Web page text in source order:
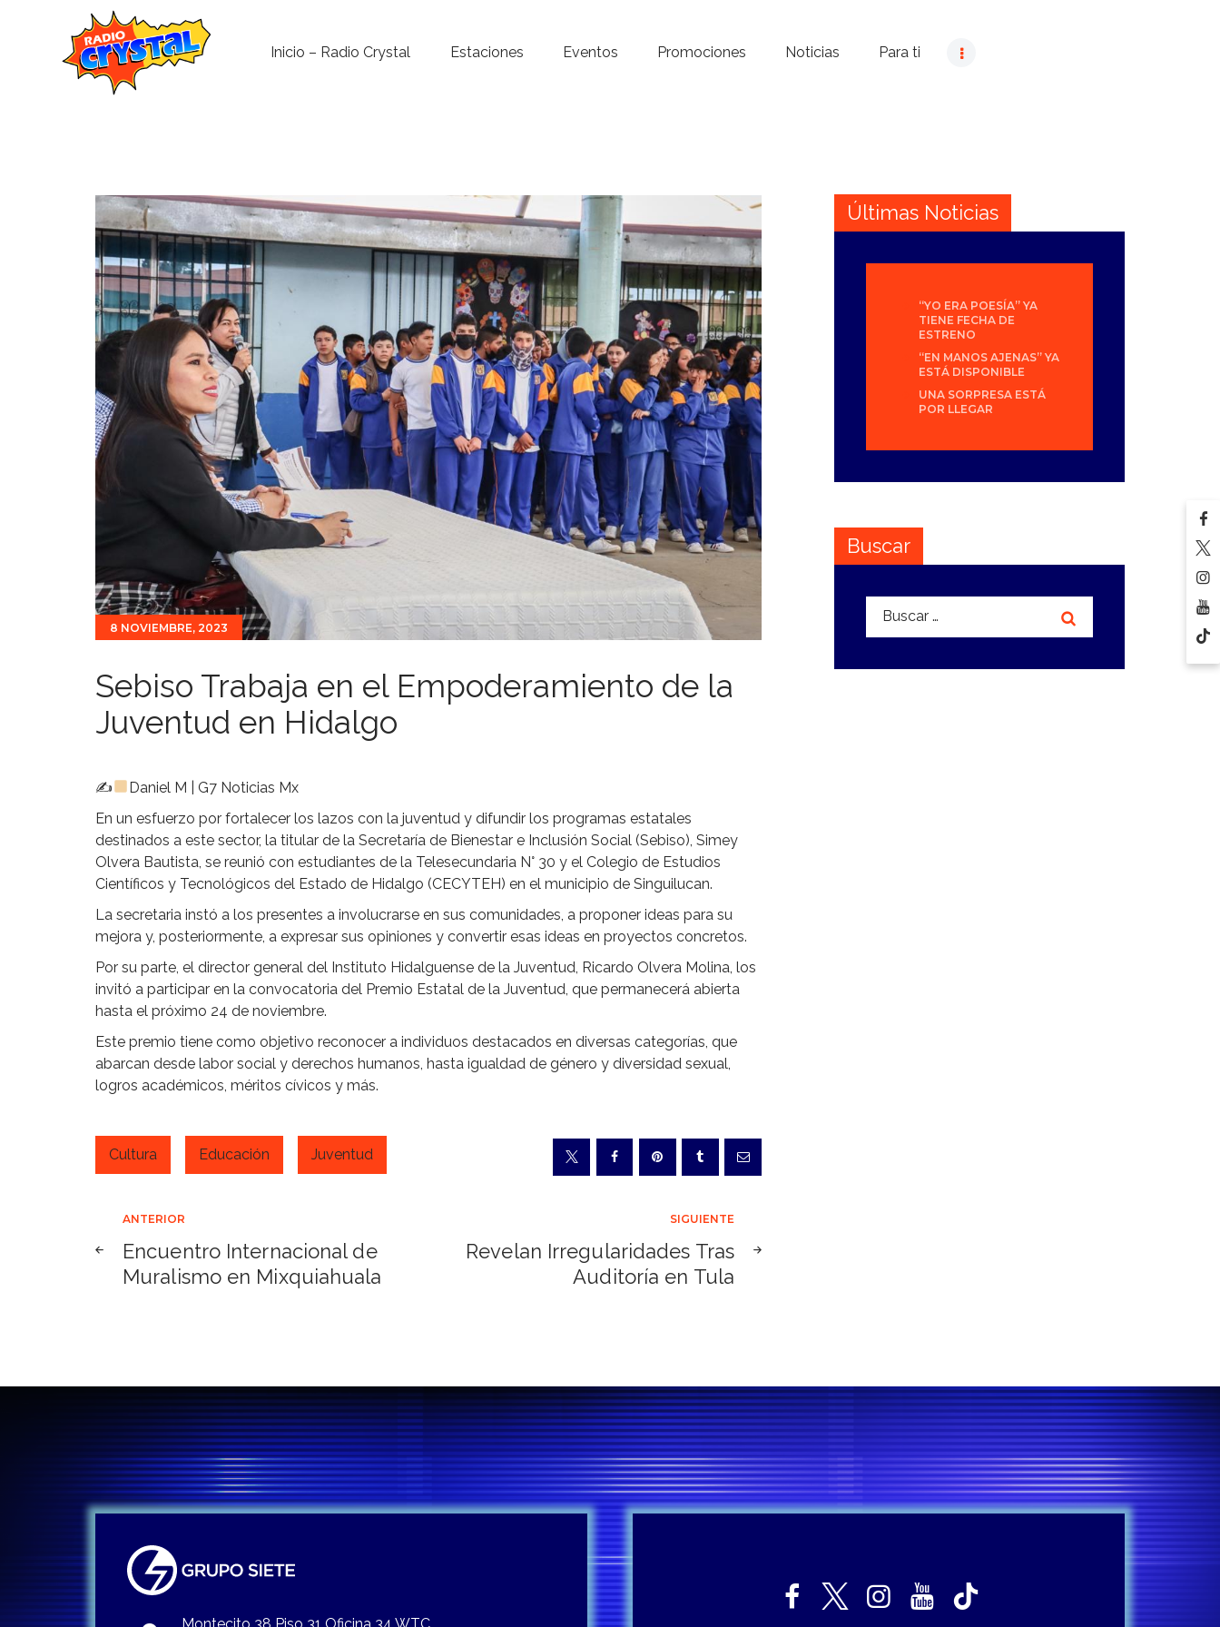
Inicio – Radio Crystal Estaciones Eventos Promociones Noticias Para ti
Noticias
Para ti
Contacto
8 NOVIEMBRE, 2023
Sebiso Trabaja en el Empoderamiento de la
Juventud en Hidalgo
✍
Daniel M | G7 Noticias Mx
En un esfuerzo por fortalecer los lazos con la juventud y difundir los programas estatales
destinados a este sector, la titular de la Secretaría de Bienestar e Inclusión Social (Sebiso), Simey
Olvera Bautista, se reunió con estudiantes de la Telesecundaria N° 30 y el Colegio de Estudios
Científicos y Tecnológicos del Estado de Hidalgo (CECYTEH) en el municipio de Singuilucan.
La secretaria instó a los presentes a involucrarse en sus comunidades, a proponer ideas para su
mejora y, posteriormente, a expresar sus opiniones y convertir esas ideas en proyectos concretos.
Por su parte, el director general del Instituto Hidalguense de la Juventud, Ricardo Olvera Molina, los
invitó a participar en la convocatoria del Premio Estatal de la Juventud, que permanecerá abierta
hasta el próximo 24 de noviembre.
Este premio tiene como objetivo reconocer a individuos destacados en diversas categorías, que
abarcan desde labor social y derechos humanos, hasta igualdad de género y diversidad sexual,
logros académicos, méritos cívicos y más.
Cultura Educación Juventud
Navegación
de
ANTERIOR
Encuentro Internacional de
Muralismo en Mixquiahuala
SIGUIENTE
Revelan Irregularidades Tras
Auditoría en Tula
Últimas Noticias
“YO ERA POESÍA” YA
TIENE FECHA DE
ESTRENO
“EN MANOS AJENAS” YA
ESTÁ DISPONIBLE
UNA SORPRESA ESTÁ
POR LLEGAR
Buscar
Buscar: